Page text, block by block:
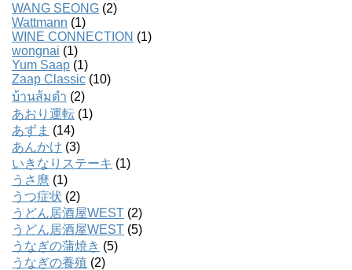
WANG SEONG (2)
Wattmann (1)
WINE CONNECTION (1)
wongnai (1)
Yum Saap (1)
Zaap Classic (10)
บ้านส้มตํา (2)
あおり運転 (1)
あずま (14)
あんかけ (3)
いきなりステーキ (1)
うさ麿 (1)
うつ症状 (2)
うどん居酒屋WEST (2)
うどん居酒屋WEST (5)
うなぎの蒲焼き (5)
うなぎの養殖 (2)